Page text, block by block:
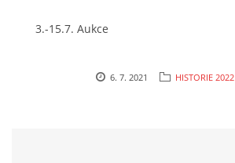
3.-15.7. Aukce
6. 7. 2021 HISTORIE 2022